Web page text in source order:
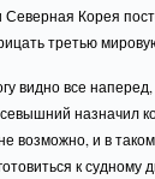
Корея
третью
видно все
назначил
возможно, и в
к судному